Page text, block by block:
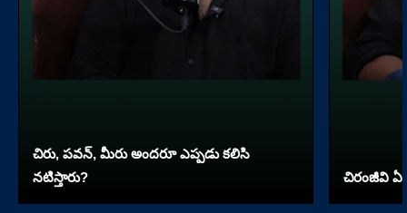
చిరు, పవన్, మీరు అందరూ ఎప్పడు కలిసి
నటిస్తారు?
చిరంజీవి ఏ